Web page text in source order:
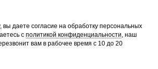
вы даете согласие на обработку персональных
c политикой конфиденциальности, наш
вам в рабочее время с 10 до 20